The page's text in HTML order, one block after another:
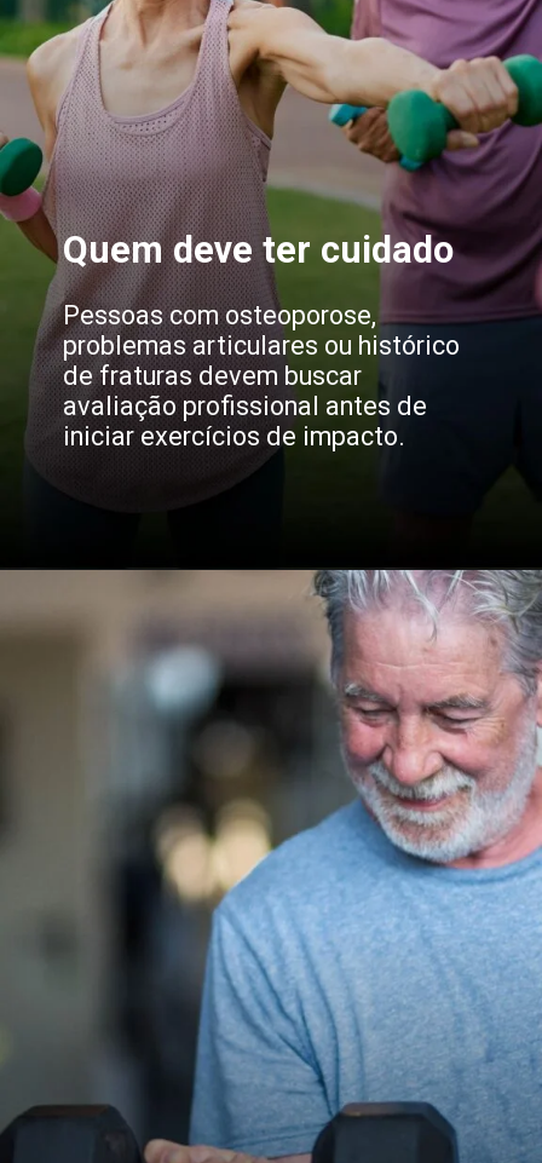
Pessoas com osteoporose,
problemas articulares ou histórico
de fraturas devem buscar
avaliação profissional antes de
iniciar exercícios de impacto.
Quem deve ter cuidado